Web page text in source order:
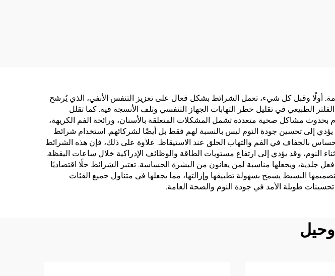
أولًا وقبل كل شيء، تعمل الشرائط بشكل فعال على تعزيز التنفس الأنفي، الذي يُرشح
الطبيعي في تقليل خطر التهابات الجهاز التنفسي وتلف الأنسجة فيه. كما تقلل
مشاكل صحية متعددة تشمل المشكلات المتعلقة بالأسنان، ورائحة الفم الكريهة،
إلى تحسين جودة النوم ليس بالنسبة لهم فقط بل أيضًا لشركائهم. استخدام شرائط
بالجفاف في الفم والتهاب الحلق عند الاستيقاظ. علاوة على ذلك، فإن هذه الشرائط
وقد يؤدي إلى ارتفاع مستويات الطاقة والوظائف الإدراكية خلال ساعات اليقظة.
ويجعلها مناسبة لمن يعانون من البشرة الحساسة. تعتبر الشرائط حلًا اقتصاديًا
البسيط يسمح بسهولة تطبيقها وإزالتها، مما يجعلها في متناول جميع الفئات
طويلة الأمد في جودة النوم والصحة العامة.